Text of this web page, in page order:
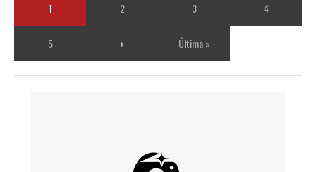
1 2 3 4
5 Última »